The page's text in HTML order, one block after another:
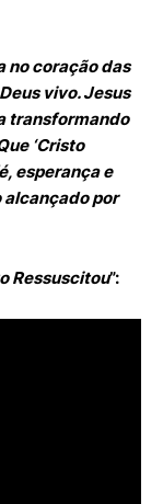
no coração das
vivo. Jesus
transformando
‘Cristo
esperança e
alcançado por
Ressuscitou”: